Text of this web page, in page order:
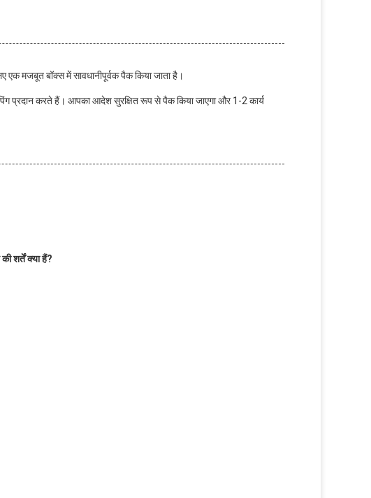
मजबूत बॉक्स में सावधानीपूर्वक पैक किया जाता है।
प्रदान करते हैं। आपका आदेश सुरक्षित रूप से पैक किया जाएगा और 1-2 कार्य
शर्तें क्या हैं?